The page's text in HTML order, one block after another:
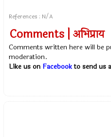
References : N/A
Comments | अभिप्राय
Comments written here will be
moderation.
Like us on Facebookto send us